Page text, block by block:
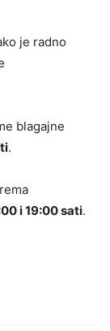
je radno
blagajne
.
i 19:00 sati.